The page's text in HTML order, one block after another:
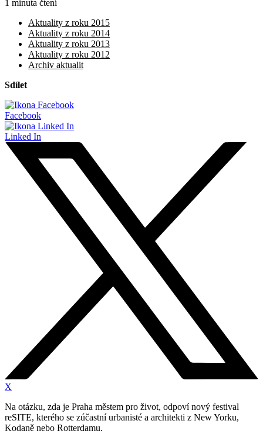
1 minuta čtení
Aktuality z roku 2015
Aktuality z roku 2014
Aktuality z roku 2013
Aktuality z roku 2012
Archiv aktualit
Sdílet
Facebook
Linked In
X
Na otázku, zda je Praha městem pro život, odpoví nový festival
reSITE, kterého se zúčastní urbanisté a architekti z New Yorku,
Kodaně nebo Rotterdamu.